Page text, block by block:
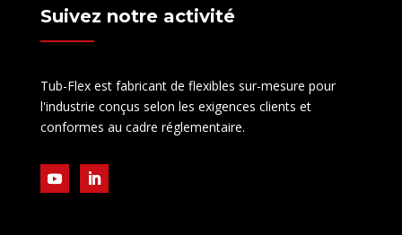
Suivez notre activité
Tub-Flex est fabricant de flexibles sur-mesure pour
l'industrie conçus selon les exigences clients et
conformes au cadre réglementaire.